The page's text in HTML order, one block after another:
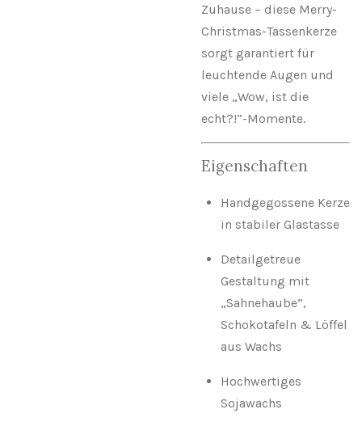
Zuhause – diese Merry-
Christmas-Tassenkerze
sorgt garantiert für
leuchtende Augen und
viele „Wow, ist die
echt?!“-Momente.
Eigenschaften
Handgegossene Kerze
in stabiler Glastasse
Detailgetreue
Gestaltung mit
„Sahnehaube“,
Schokotafeln & Löffel
aus Wachs
Hochwertiges
Sojawachs